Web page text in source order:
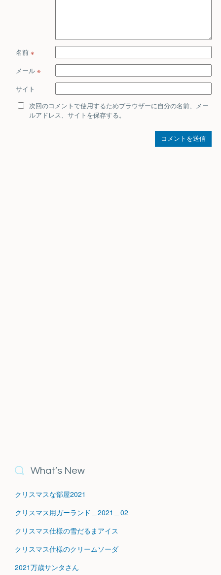
名前 ※
メール ※
サイト
次回のコメントで使用するためブラウザーに自分の名前、メー
ルアドレス、サイトを保存する。
What’s New
クリスマスな部屋2021
クリスマス用ガーランド＿2021＿02
クリスマス仕様の雪だるまアイス
クリスマス仕様のクリームソーダ
2021万歳サンタさん